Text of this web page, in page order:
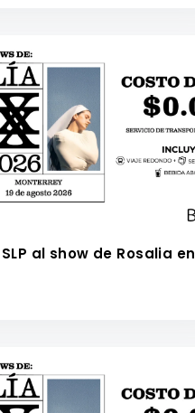
al show de Rosalia